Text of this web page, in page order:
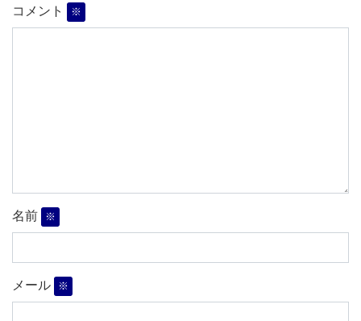
コメント ※
名前 ※
メール ※